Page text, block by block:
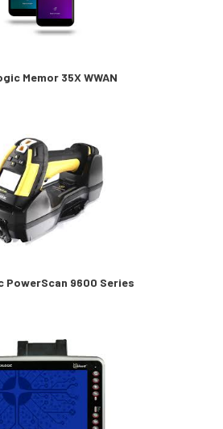
Memor 35X WWAN
PowerScan 9600 Series